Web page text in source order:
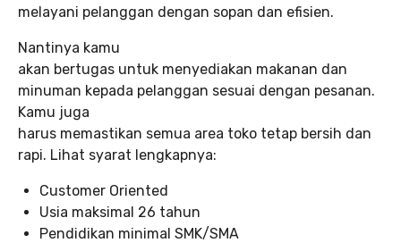
melayani pelanggan dengan sopan dan efisien.
Nantinya kamu
akan bertugas untuk menyediakan makanan dan
minuman kepada pelanggan sesuai dengan pesanan.
Kamu juga
harus memastikan semua area toko tetap bersih dan
rapi. Lihat syarat lengkapnya:
Customer Oriented
Usia maksimal 26 tahun
Pendidikan minimal SMK/SMA